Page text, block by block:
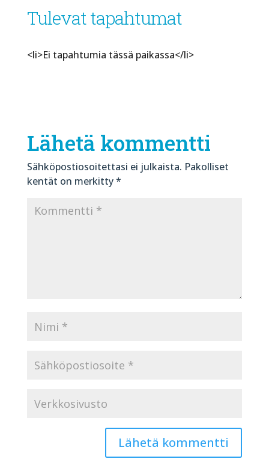
Tulevat tapahtumat
<li>Ei tapahtumia tässä paikassa</li>
Lähetä kommentti
Sähköpostiosoitettasi ei julkaista. Pakolliset
kentät on merkitty*